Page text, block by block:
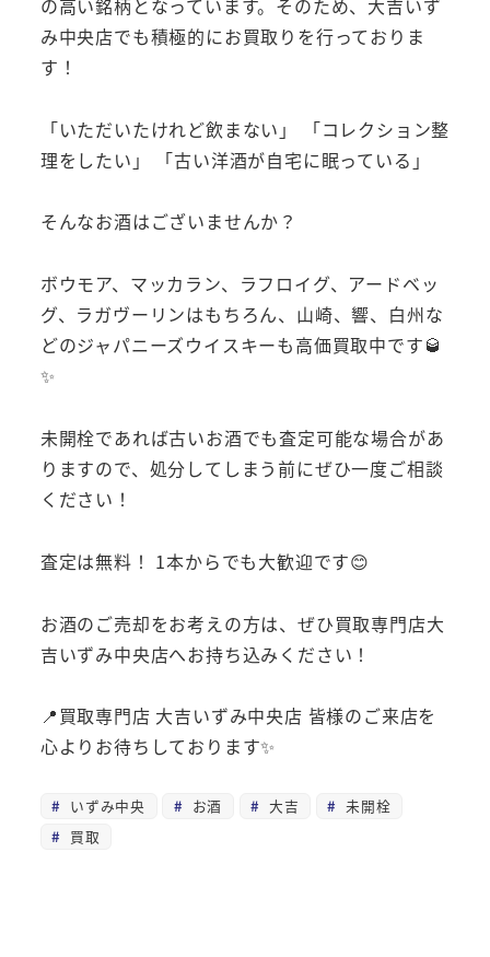
み中央店でも積極的にお買取りを行っておりま
す！
「いただいたけれど飲まない」 「コレクション整
理をしたい」 「古い洋酒が自宅に眠っている」
そんなお酒はございませんか？
ボウモア、マッカラン、ラフロイグ、アードベッ
グ、ラガヴーリンはもちろん、山崎、響、白州な
どのジャパニーズウイスキーも高価買取中です🥃
✨
未開栓であれば古いお酒でも査定可能な場合があ
りますので、処分してしまう前にぜひ一度ご相談
ください！
査定は無料！ 1本からでも大歓迎です😊
お酒のご売却をお考えの方は、ぜひ買取専門店大
吉いずみ中央店へお持ち込みください！
📍買取専門店 大吉いずみ中央店 皆様のご来店を
心よりお待ちしております✨
いずみ中央 お酒 大吉
未開栓
買取